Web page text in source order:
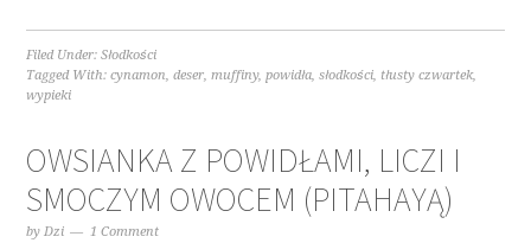
Filed Under:Słodkości
Tagged With:cynamon,deser,muffiny,powidła,słodkości, tłusty czwartek,
wypieki
OWSIANKA Z POWIDŁAMI, LICZI I
SMOCZYM OWOCEM (PITAHAYĄ)
byDzi 1 Comment